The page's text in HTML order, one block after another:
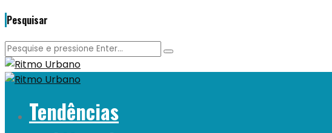
Pesquisar
Tendências